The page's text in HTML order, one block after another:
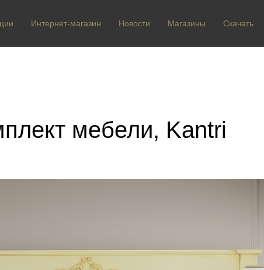
Интернет-магазин Новости Магазины Скачать
мебели, Kantri